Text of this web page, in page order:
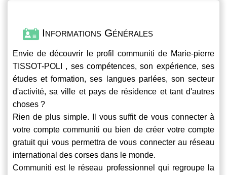
Informations Générales
Envie de découvrir le profilcommuniti de Marie-pierre
TISSOT-POLI , ses compétences, son expérience, ses
études et formation, ses langues parlées, son secteur
d'activité, sa ville et pays de résidence et tant d'autres
choses ?
Rien de plus simple. Il vous suffit de vous connecter à
votre compte communiti ou bien de créer votre compte
gratuit qui vous permettra de vous connecter au réseau
international des corses dans le monde.
Communiti est le réseau professionnel qui regroupe la